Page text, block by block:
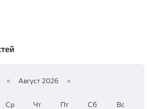
< Август 2026 >
Ср Чт Пт Сб
Вс